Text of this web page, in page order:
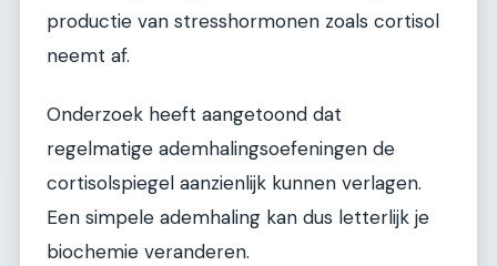
productie van stresshormonen zoals cortisol
neemt af.
Onderzoek heeft aangetoond dat
regelmatige ademhalingsoefeningen de
cortisolspiegel aanzienlijk kunnen verlagen.
Een simpele ademhaling kan dus letterlijk je
biochemie veranderen.